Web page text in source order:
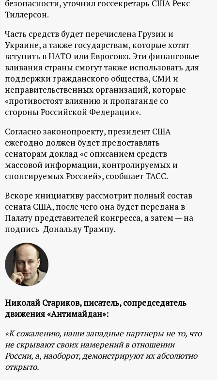
р
м
а
ц
и
о
н
н
ы
й
п
о
т
а
л
безопасности, уточнил госсекретарь США Рекс
Тиллерсон.
Часть средств будет перечислена Грузии и
Украине, а также государствам, которые хотят
вступить в НАТО или Евросоюз. Эти финансовые
вливания страны смогут также использовать для
поддержки гражданского общества, СМИ и
неправительственных организаций, которые
«противостоят влиянию и пропаганде со
стороны Российской Федерации».
Согласно законопроекту, президент США
ежегодно должен будет предоставлять
сенаторам доклад «с описанием средств
массовой информации, контролируемых и
спонсируемых Россией», сообщает ТАСС.
Вскоре инициативу рассмотрит полный состав
сената США, после чего она будет передана в
Палату представителей конгресса, а затем — на
подпись Дональду Трампу.
Николай Стариков, писатель, сопредседатель
движения «Антимайдан»:
«К сожалению, наши западные партнеры не то, что
не скрывают своих намерений в отношении
России, а, наоборот, демонстрируют их абсолютно
открыто.